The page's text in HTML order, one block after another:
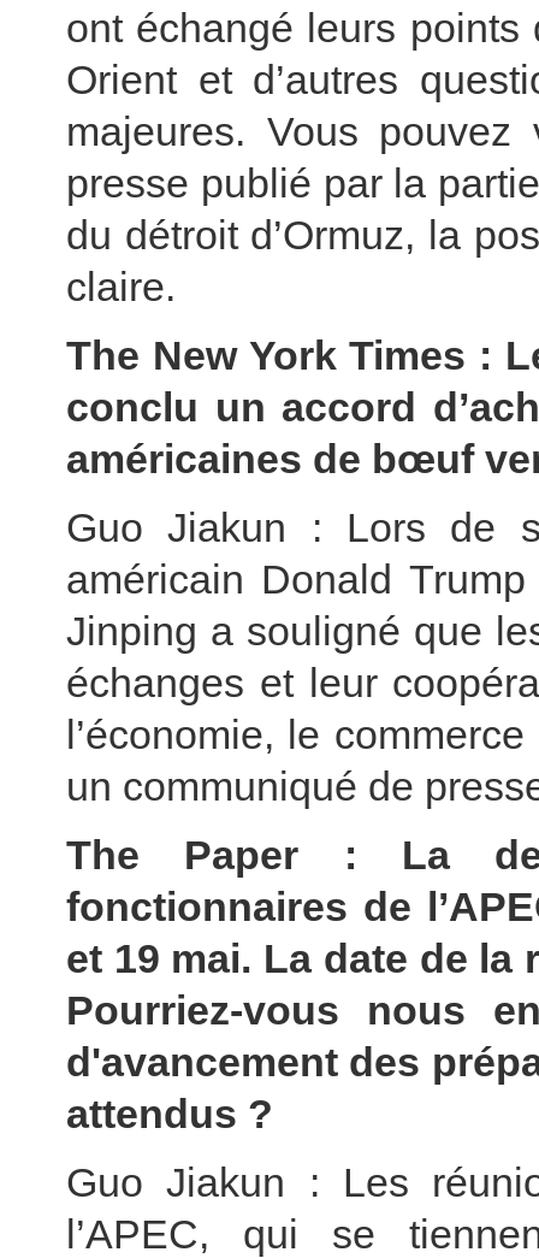
ont échangé leurs
Orient et d’autres
majeures. Vous
presse publié par la
du détroit d’Ormuz, la
claire.
The New York Times :
conclu un accord
américaines de bœuf
Guo Jiakun : Lors de
américain Donald
Jinping a souligné que
échanges et leur
l’économie, le
un communiqué de
The Paper : La
fonctionnaires de
et 19 mai. La date de
Pourriez-vous nous
d'avancement des
attendus ?
Guo Jiakun : Les
l’APEC, qui se